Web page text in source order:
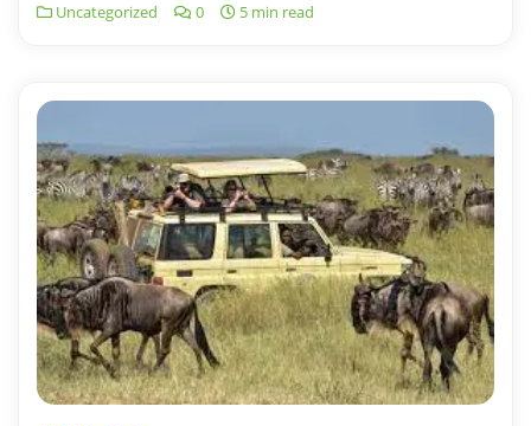
Uncategorized 0 5 min read